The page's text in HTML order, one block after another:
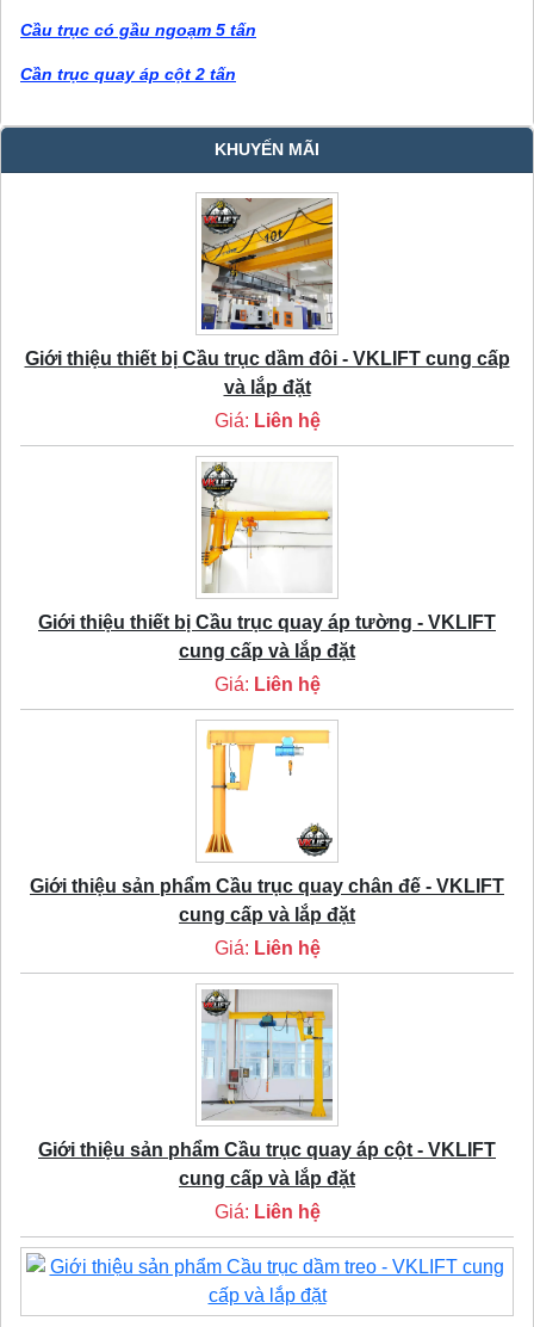
Cầu trục có gầu ngoạm 5 tấn
Cần trục quay áp cột 2 tấn
KHUYẾN MÃI
Giới thiệu thiết bị Cầu trục dầm đôi - VKLIFT cung cấp
và lắp đặt
Giá: Liên hệ
Giới thiệu thiết bị Cầu trục quay áp tường - VKLIFT
cung cấp và lắp đặt
Giá: Liên hệ
Giới thiệu sản phẩm Cầu trục quay chân đế - VKLIFT
cung cấp và lắp đặt
Giá: Liên hệ
Giới thiệu sản phẩm Cầu trục quay áp cột - VKLIFT
cung cấp và lắp đặt
Giá: Liên hệ